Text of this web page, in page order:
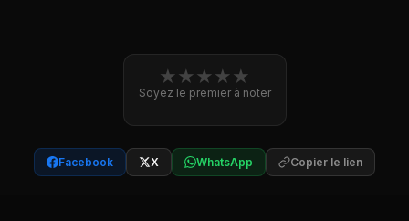
★★★★★
Soyez le premier à noter
Facebook X WhatsApp Copier le lien